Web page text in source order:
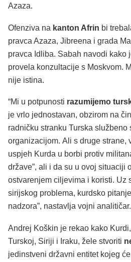
Azaza.
Ofenziva na kanton Afrin bi
pravca Azaza, Jibreena i grada
pravca Idliba. Sabah navodi kako
provela konzultacije s Moskvom.
nije istina.
“Mi u potpunosti razumijemo
je vrlo jednostavan, obzirom na
radničku stranku Turska službeno
organizacijom. Ali s druge strane,
uspjeh Kurda u borbi protiv
države”, ali i da su u ovoj situaciji
ostvarenjem ciljevima i koristi. Uz
sirijskog problema, kurdsko
nadzora”, nastavlja vojni analitičar.
Andrej Koškin je rekao kako
Turskoj, Siriji i Iraku, žele stvoriti
jedinstveni državni entitet kojeg